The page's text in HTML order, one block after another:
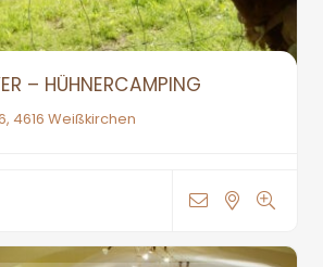
– HÜHNERCAMPING
4616 Weißkirchen